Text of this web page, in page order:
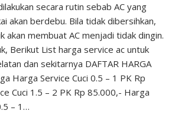
secara rutin sebab AC yang
akan berdebu. Bila tidak dibersihkan,
akan membuat AC menjadi tidak dingin.
Berikut List harga service ac untuk
dan sekitarnya DAFTAR HARGA
Harga Service Cuci 0.5 – 1 PK Rp
Cuci 1.5 – 2 PK Rp 85.000,- Harga
– 1…